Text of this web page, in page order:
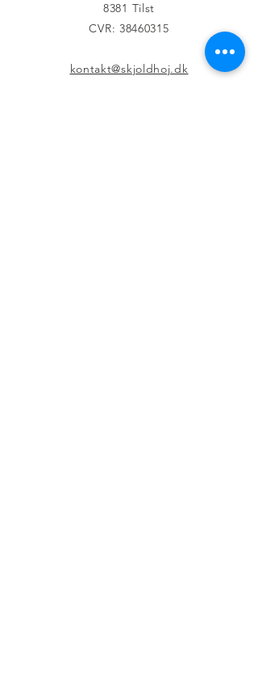
8381 Tilst
CVR: 38460315
kontakt@skjoldhoj.dk